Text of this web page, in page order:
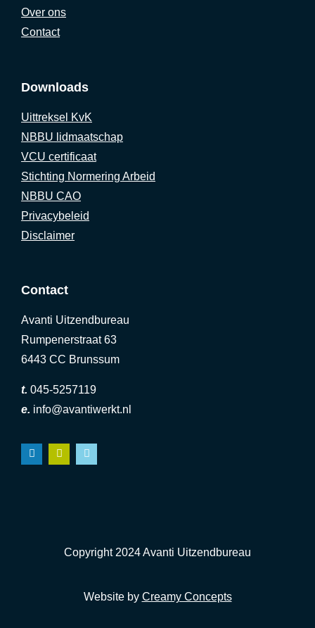
Over ons
Contact
Downloads
Uittreksel KvK
NBBU lidmaatschap
VCU certificaat
Stichting Normering Arbeid
NBBU CAO
Privacybeleid
Disclaimer
Contact
Avanti Uitzendbureau
Rumpenerstraat 63
6443 CC Brunssum
t. 045-5257119
e. info@avantiwerkt.nl
Copyright 2024 Avanti Uitzendbureau
Website by Creamy Concepts